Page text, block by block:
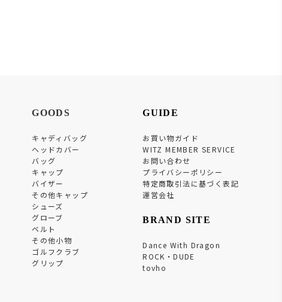
GOODS
キャディバッグ
ヘッドカバー
バッグ
キャップ
バイザー
その他キャップ
シューズ
グローブ
ベルト
その他小物
ゴルフクラブ
グリップ
GUIDE
お買い物ガイド
WITZ MEMBER SERVICE
お問い合わせ
プライバシーポリシー
特定商取引法に基づく表記
運営会社
BRAND SITE
Dance With Dragon
ROCK・DUDE
tovho